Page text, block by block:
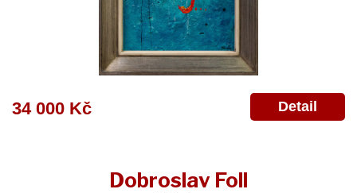
34 000 Kč Detail
Dobroslav Foll